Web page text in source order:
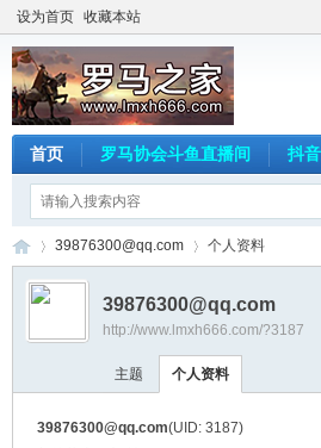
设为首页 收藏本站
首页 罗马协会斗鱼直播间 抖
›
39876300@qq.com 个人资料
39876300@qq.com
http://www.lmxh666.com/?3187
主题 个人资料
39876300@qq.com(UID: 3187)